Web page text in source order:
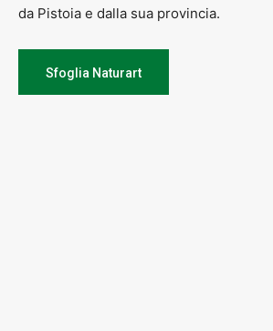
da Pistoia e dalla sua provincia.
Sfoglia Naturart